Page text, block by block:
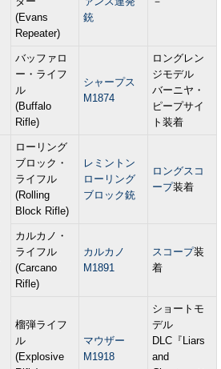
(Evans
Repeater)
銃
バッファロ
ー・ライフ
ル
(Buffalo
Rifle)
シャープス
M1874
ロングレン
ジモデル
バーニヤ・
ピープサイ
ト装着
ローリング
ブロック・
ライフル
(Rolling
Block Rifle)
レミントン
ローリング
ブロック銃
ロングスコ
ープ装着
カルカノ・
ライフル
(Carcano
Rifle)
カルカノ
M1891
スコープ装
着
榴弾ライフ
ル
(Explosive
マウザー
M1918
ショートモ
デル
DLC『Liars
and